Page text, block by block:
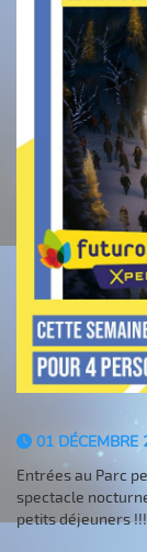
01 DÉCEMBRE
Entrées au Parc
spectacle
petits déjeuners !!!